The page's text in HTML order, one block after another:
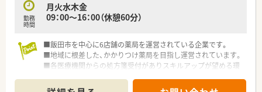
勤務
時間
月火水木金
09：00～16：00（休憩60分）
■飯田市を中心に6店舗の薬局を運営されている企業です。
■地域に根差した、かかりつけ薬局を目指し運営されています。
■各医療機関からの処方箋受付がありスキルアップが望める環
■代表も働きやすい環境作りに取り組まれております。